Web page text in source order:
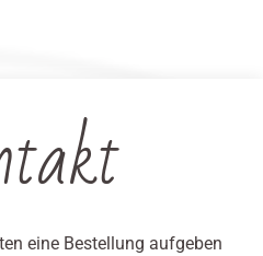
eine Bestellung aufgeben